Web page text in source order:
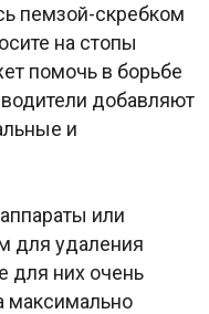
пемзой-скребком
на стопы
помочь в борьбе
добавляют
и
или
для удаления
для них очень
максимально